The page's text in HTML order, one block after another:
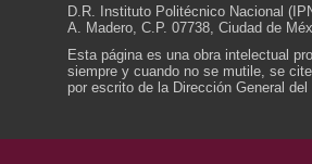
D.R. Instituto Politécnico Nacional
A. Madero, C.P. 07738, Ciudad de
Esta página es una obra intelectual
siempre y cuando no se mutile, se
por escrito de la Dirección General del